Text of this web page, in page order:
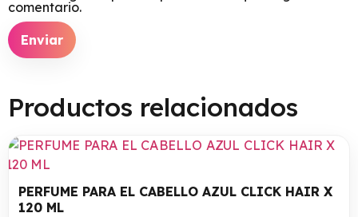
comentario.
Productos relacionados
PERFUME PARA EL CABELLO AZUL CLICK HAIR X
120 ML